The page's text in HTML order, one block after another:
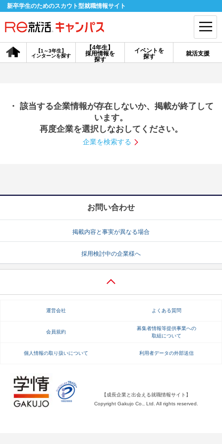
新卒学生のためのスカウト型就職情報サイト
【4年生】
採用情報を
探す
【1～3年生】
インターンを探す
イベントを
探す
就活支援
会員登録 ログイン
探す
【4年生】
説明会を探す
就活ノウハウ・サポート
就活ノウハウが満載！ お役立ち記事・相談室など
就活ニュースペーパー よくある質問
不明点があればこちら
・ 該当する企業情報が存在しないか、掲載が終了して
います。
再度企業を選択しなおしてください。
企業を検索する
お問い合わせ
掲載内容と事実が異なる場合
採用検討中の企業様へ
運営会社 よくある質問
会員規約
募集者情報等提供事業への
取組について
個人情報の取り扱いについて 利用者データの外部送信
【成長企業と出会える就職情報サイト】
Copyright Gakujo Co., Ltd. All rights reserved.